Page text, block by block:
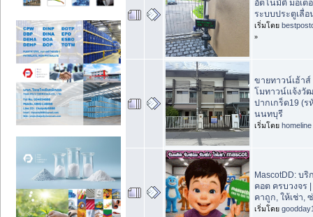
อัตโนมัติ มอเต
ระบบประตูเลื่
เริ่มโดย
»
ขายทาวน์เฮ้า
โมทาวน์แจ้งวั
ปากเกร็ด19 (ร
นนทบุรี
เริ่มโดย homeline
MascotDD: บ
คอต ครบวงจร
คาถูก, ให้เช่า,
เริ่มโดย